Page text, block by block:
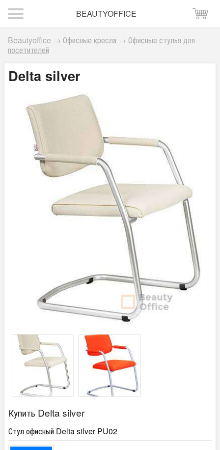
BEAUTYOFFICE
Beautyoffice → Офисные кресла → Офисные стулья для
посетителей
Delta silver
Купить Delta silver
Стул офисный Delta silver PU02